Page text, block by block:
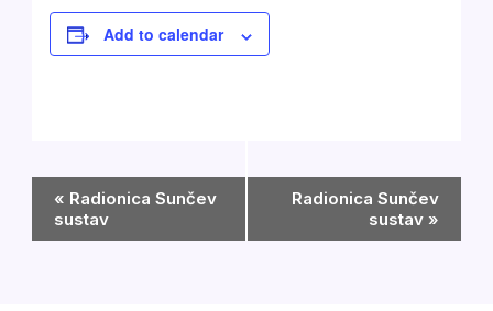
Add to calendar
Događaj
Navigation
« Radionica Sunčev
sustav
Radionica Sunčev
sustav »